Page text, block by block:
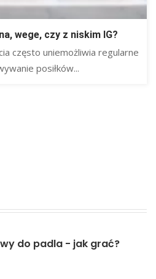
wege, czy z niskim IG?
często uniemożliwia regularne
posiłków...
do padla - jak grać?